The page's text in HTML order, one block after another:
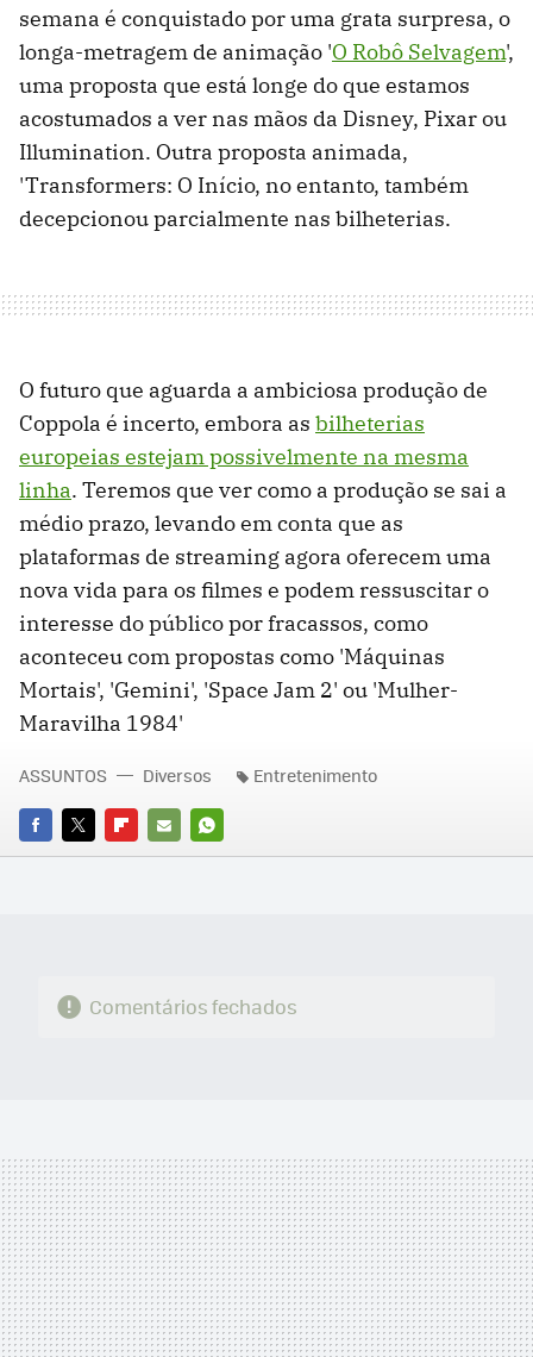
semana é conquistado por uma grata surpresa, o
longa-metragem de animação 'O Robô Selvagem',
uma proposta que está longe do que estamos
acostumados a ver nas mãos da Disney, Pixar ou
Illumination. Outra proposta animada,
'Transformers: O Início, no entanto, também
decepcionou parcialmente nas bilheterias.
O futuro que aguarda a ambiciosa produção de
Coppola é incerto, embora as bilheterias
europeias estejam possivelmente na mesma
linha. Teremos que ver como a produção se sai a
médio prazo, levando em conta que as
plataformas de streaming agora oferecem uma
nova vida para os filmes e podem ressuscitar o
interesse do público por fracassos, como
aconteceu com propostas como 'Máquinas
Mortais', 'Gemini', 'Space Jam 2' ou 'Mulher-
Maravilha 1984'
FACEBOOK
TWITTERFLIPBOARD
E-
WHATSAPP
ASSUNTOS Diversos Entretenimento
Comentários fechados